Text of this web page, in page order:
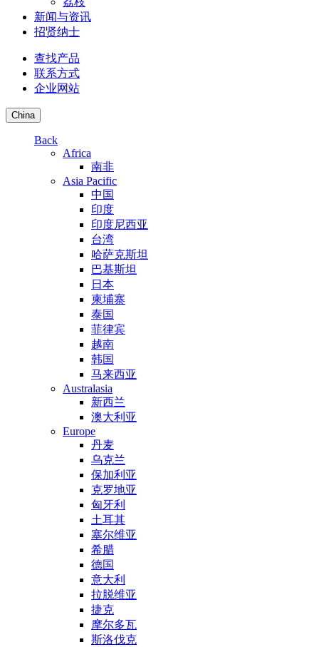
新闻与资讯
招贤纳士
查找产品
联系方式
企业网站
China
Back
Africa
南非
Asia Pacific
中国
印度
印度尼西亚
台湾
哈萨克斯坦
巴基斯坦
日本
柬埔寨
泰国
菲律宾
越南
韩国
马来西亚
Australasia
新西兰
澳大利亚
Europe
丹麦
乌克兰
保加利亚
克罗地亚
匈牙利
土耳其
塞尔维亚
希腊
德国
意大利
拉脱维亚
捷克
摩尔多瓦
斯洛伐克